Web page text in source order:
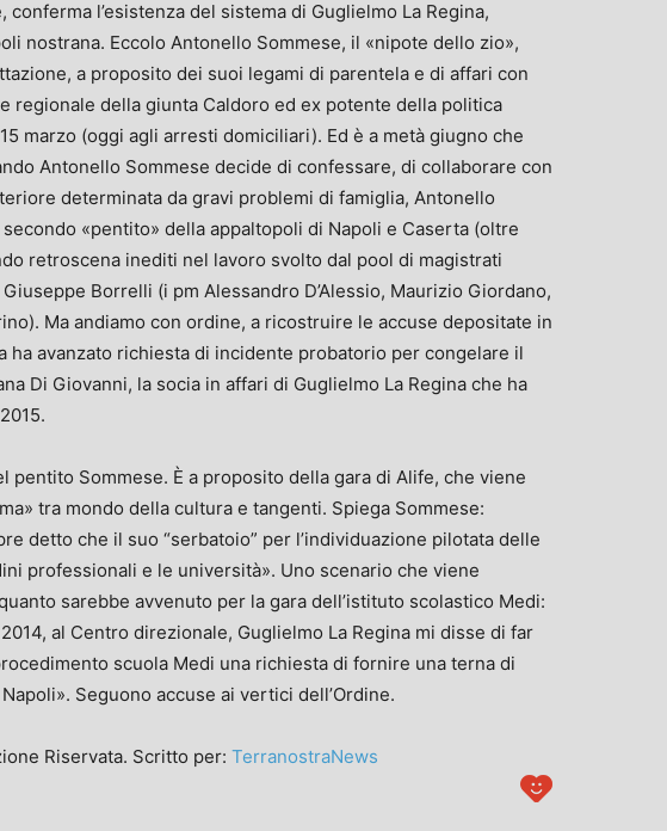
l’esistenza del sistema di Guglielmo La Regina,
nostrana. Eccolo Antonello Sommese, il «nipote dello zio»,
a proposito dei suoi legami di parentela e di affari con
regionale della giunta Caldoro ed ex potente della politica
marzo (oggi agli arresti domiciliari). Ed è a metà giugno che
Antonello Sommese decide di confessare, di collaborare con
determinata da gravi problemi di famiglia, Antonello
«pentito» della appaltopoli di Napoli e Caserta (oltre
retroscena inediti nel lavoro svolto dal pool di magistrati
Borrelli (i pm Alessandro D’Alessio, Maurizio Giordano,
Ma andiamo con ordine, a ricostruire le accuse depositate in
ha avanzato richiesta di incidente probatorio per congelare il
Di Giovanni, la socia in affari di Guglielmo La Regina che ha
pentito Sommese. È a proposito della gara di Alife, che viene
tra mondo della cultura e tangenti. Spiega Sommese:
detto che il suo “serbatoio” per l’individuazione pilotata delle
professionali e le università». Uno scenario che viene
sarebbe avvenuto per la gara dell’istituto scolastico Medi:
al Centro direzionale, Guglielmo La Regina mi disse di far
scuola Medi una richiesta di fornire una terna di
Seguono accuse ai vertici dell’Ordine.
Riservata. Scritto per: TerranostraNews